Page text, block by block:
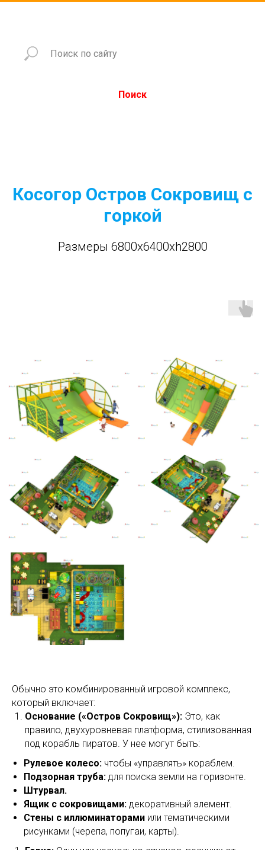
Поиск
Косогор Остров Сокровищ с
горкой
Размеры 6800x6400xh2800
Обычно это комбинированный игровой комплекс,
который включает:
Основание («Остров Сокровищ»): Это, как
правило, двухуровневая платформа, стилизованная
под корабль пиратов. У нее могут быть:
Рулевое колесо: чтобы «управлять» кораблем.
Подзорная труба: для поиска земли на горизонте.
Штурвал.
Ящик с сокровищами: декоративный элемент.
Стены с иллюминаторами или тематическими
рисунками (черепа, попугаи, карты).